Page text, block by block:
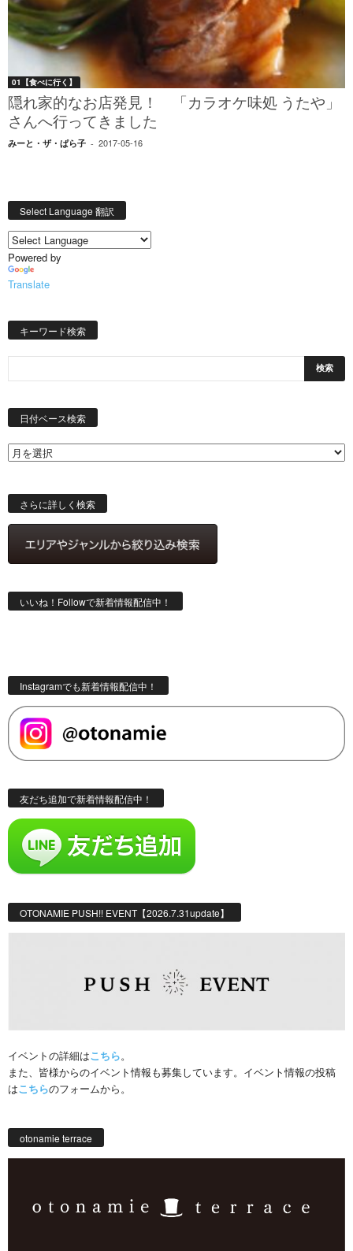
01【食べに行く】
隠れ家的なお店発見！ 「カラオケ味処 うたや」
さんへ行ってきました
みーと・ザ・ぱら子 - 2017-05-16
Select Language 翻訳
Powered by
Translate
キーワード検索
日付ベース検索
索
さらに詳しく検索
いいね！Followで新着情報配信中！
Instagramでも新着情報配信中！
友だち追加で新着情報配信中！
OTONAMIE PUSH!! EVENT【2026.7.31update】
イベントの詳細はこちら。
また、皆様からのイベント情報も募集しています。イベント情報の投稿
はこちらのフォームから。
otonamie terrace